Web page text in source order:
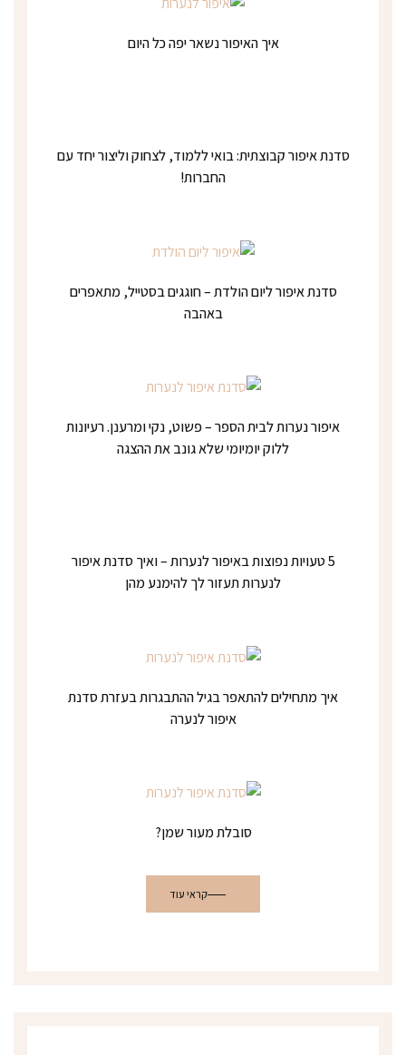
איך האיפור נשאר יפה כל היום
סדנת איפור קבוצתית: בואי ללמוד, לצחוק וליצור יחד עם
החברות!
סדנת איפור ליום הולדת – חוגגים בסטייל, מתאפרים
באהבה
איפור נערות לבית הספר – פשוט, נקי ומרענן. רעיונות
ללוק יומיומי שלא גונב את ההצגה
5 טעויות נפוצות באיפור לנערות – ואיך סדנת איפור
לנערות תעזור לך להימנע מהן
איך מתחילים להתאפר בגיל ההתבגרות בעזרת סדנת
איפור לנערה
סובלת מעור שמן?
קראי עוד